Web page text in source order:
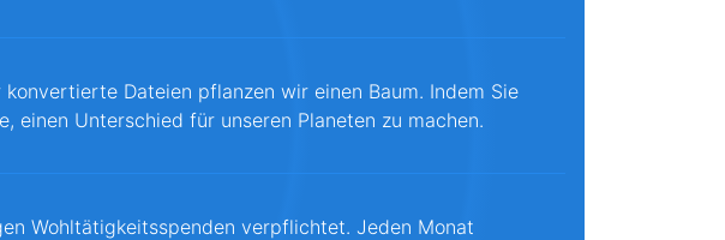
Dateien pflanzen wir einen Baum. Indem Sie
einen Unterschied für unseren Planeten zu machen.
Wohltätigkeitsspenden verpflichtet. Jeden Monat